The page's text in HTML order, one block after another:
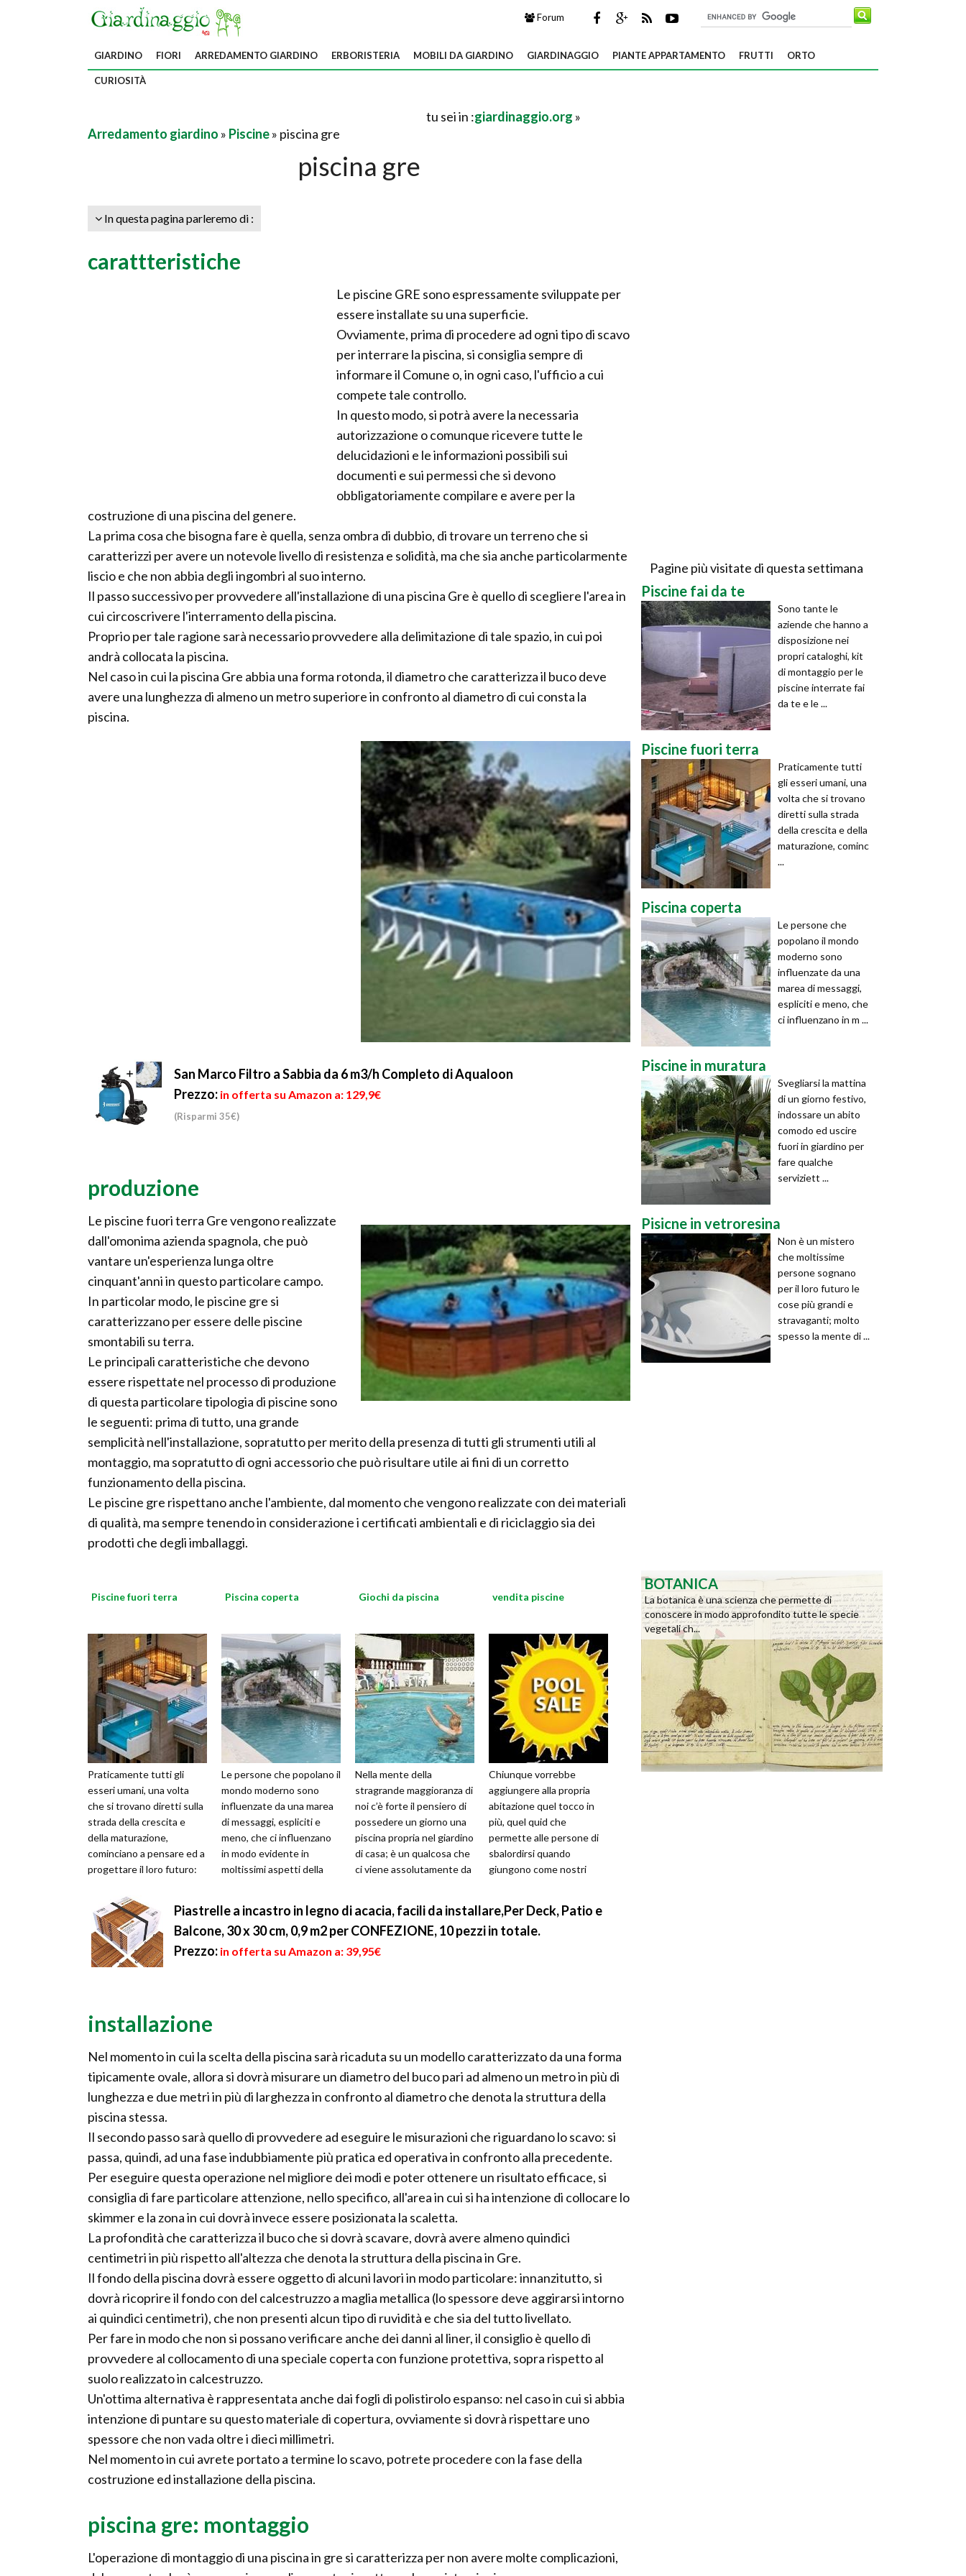
Forum
GIARDINO FIORI ARREDAMENTO GIARDINO ERBORISTERIA MOBILI DA GIARDINO GIARDINAGGIO PIANTE APPARTAMENTO FRUTTI ORTO
CURIOSITÀ
tu sei in :giardinaggio.org »
Arredamento giardino » Piscine» piscina gre
piscina gre
In questa pagina parleremo di :
carattteristiche
Le piscine GRE sono espressamente sviluppate per
essere installate su una superficie.
Ovviamente, prima di procedere ad ogni tipo di scavo
per interrare la piscina, si consiglia sempre di
informare il Comune o, in ogni caso, l'ufficio a cui
compete tale controllo.
In questo modo, si potrà avere la necessaria
autorizzazione o comunque ricevere tutte le
delucidazioni e le informazioni possibili sui
documenti e sui permessi che si devono
obbligatoriamente compilare e avere per la
costruzione di una piscina del genere.
La prima cosa che bisogna fare è quella, senza ombra di dubbio, di trovare un terreno che si
caratterizzi per avere un notevole livello di resistenza e solidità, ma che sia anche particolarmente
liscio e che non abbia degli ingombri al suo interno.
Il passo successivo per provvedere all'installazione di una piscina Gre è quello di scegliere l'area in
cui circoscrivere l'interramento della piscina.
Proprio per tale ragione sarà necessario provvedere alla delimitazione di tale spazio, in cui poi
andrà collocata la piscina.
Nel caso in cui la piscina Gre abbia una forma rotonda, il diametro che caratterizza il buco deve
avere una lunghezza di almeno un metro superiore in confronto al diametro di cui consta la
piscina.
San Marco Filtro a Sabbia da 6 m3/h Completo di Aqualoon
Prezzo: in offerta su Amazon a: 129,9€
(Risparmi 35€)
produzione
Le piscine fuori terra Gre vengono realizzate
dall'omonima azienda spagnola, che può
vantare un'esperienza lunga oltre
cinquant'anni in questo particolare campo.
In particolar modo, le piscine gre si
caratterizzano per essere delle piscine
smontabili su terra.
Le principali caratteristiche che devono
essere rispettate nel processo di produzione
di questa particolare tipologia di piscine sono
le seguenti: prima di tutto, una grande
semplicità nell'installazione, sopratutto per merito della presenza di tutti gli strumenti utili al
montaggio, ma sopratutto di ogni accessorio che può risultare utile ai fini di un corretto
funzionamento della piscina.
Le piscine gre rispettano anche l'ambiente, dal momento che vengono realizzate con dei materiali
di qualità, ma sempre tenendo in considerazione i certificati ambientali e di riciclaggio sia dei
prodotti che degli imballaggi.
Piscine fuori terra
Praticamente tutti gli
esseri umani, una volta
che si trovano diretti sulla
strada della crescita e
della maturazione,
cominciano a pensare ed a
progettare il loro futuro:
Piscina coperta
Le persone che popolano il
mondo moderno sono
influenzate da una marea
di messaggi, espliciti e
meno, che ci influenzano
in modo evidente in
moltissimi aspetti della
Giochi da piscina
Nella mente della
stragrande maggioranza di
noi c’è forte il pensiero di
possedere un giorno una
piscina propria nel giardino
di casa; è un qualcosa che
ci viene assolutamente da
vendita piscine
Chiunque vorrebbe
aggiungere alla propria
abitazione quel tocco in
più, quel quid che
permette alle persone di
sbalordirsi quando
giungono come nostri
in...
Piastrelle a incastro in legno di acacia, facili da installare,Per Deck, Patio e
Balcone, 30 x 30 cm, 0,9 m2 per CONFEZIONE, 10 pezzi in totale.
Prezzo: in offerta su Amazon a: 39,95€
installazione
Nel momento in cui la scelta della piscina sarà ricaduta su un modello caratterizzato da una forma
tipicamente ovale, allora si dovrà misurare un diametro del buco pari ad almeno un metro in più di
lunghezza e due metri in più di larghezza in confronto al diametro che denota la struttura della
piscina stessa.
Il secondo passo sarà quello di provvedere ad eseguire le misurazioni che riguardano lo scavo: si
passa, quindi, ad una fase indubbiamente più pratica ed operativa in confronto alla precedente.
Per eseguire questa operazione nel migliore dei modi e poter ottenere un risultato efficace, si
consiglia di fare particolare attenzione, nello specifico, all'area in cui si ha intenzione di collocare lo
skimmer e la zona in cui dovrà invece essere posizionata la scaletta.
La profondità che caratterizza il buco che si dovrà scavare, dovrà avere almeno quindici
centimetri in più rispetto all'altezza che denota la struttura della piscina in Gre.
Il fondo della piscina dovrà essere oggetto di alcuni lavori in modo particolare: innanzitutto, si
dovrà ricoprire il fondo con del calcestruzzo a maglia metallica (lo spessore deve aggirarsi intorno
ai quindici centimetri), che non presenti alcun tipo di ruvidità e che sia del tutto livellato.
Per fare in modo che non si possano verificare anche dei danni al liner, il consiglio è quello di
provvedere al collocamento di una speciale coperta con funzione protettiva, sopra rispetto al
suolo realizzato in calcestruzzo.
Un'ottima alternativa è rappresentata anche dai fogli di polistirolo espanso: nel caso in cui si abbia
intenzione di puntare su questo materiale di copertura, ovviamente si dovrà rispettare uno
spessore che non vada oltre i dieci millimetri.
Nel momento in cui avrete portato a termine lo scavo, potrete procedere con la fase della
costruzione ed installazione della piscina.
piscina gre: montaggio
L'operazione di montaggio di una piscina in gre si caratterizza per non avere molte complicazioni,
Pagine più visitate di questa settimana
Piscine fai da te
Sono tante le
aziende che hanno a
disposizione nei
propri cataloghi, kit
di montaggio per le
piscine interrate fai
da te e le ...
Piscine fuori terra
Praticamente tutti
gli esseri umani, una
volta che si trovano
diretti sulla strada
della crescita e della
maturazione, cominc
...
Piscina coperta
Le persone che
popolano il mondo
moderno sono
influenzate da una
marea di messaggi,
espliciti e meno, che
ci influenzano in m ...
Piscine in muratura
Svegliarsi la mattina
di un giorno festivo,
indossare un abito
comodo ed uscire
fuori in giardino per
fare qualche
serviziett ...
Pisicne in vetroresina
Non è un mistero
che moltissime
persone sognano
per il loro futuro le
cose più grandi e
stravaganti; molto
spesso la mente di ...
BOTANICA
La botanica è una scienza che permette di
conoscere in modo approfondito tutte le specie
vegetali ch...